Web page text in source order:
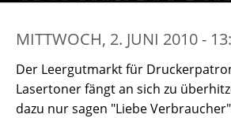
MITTWOCH, 2. JUNI 2010 -
Der Leergutmarkt für
Lasertoner fängt an sich zu
dazu nur sagen "Liebe